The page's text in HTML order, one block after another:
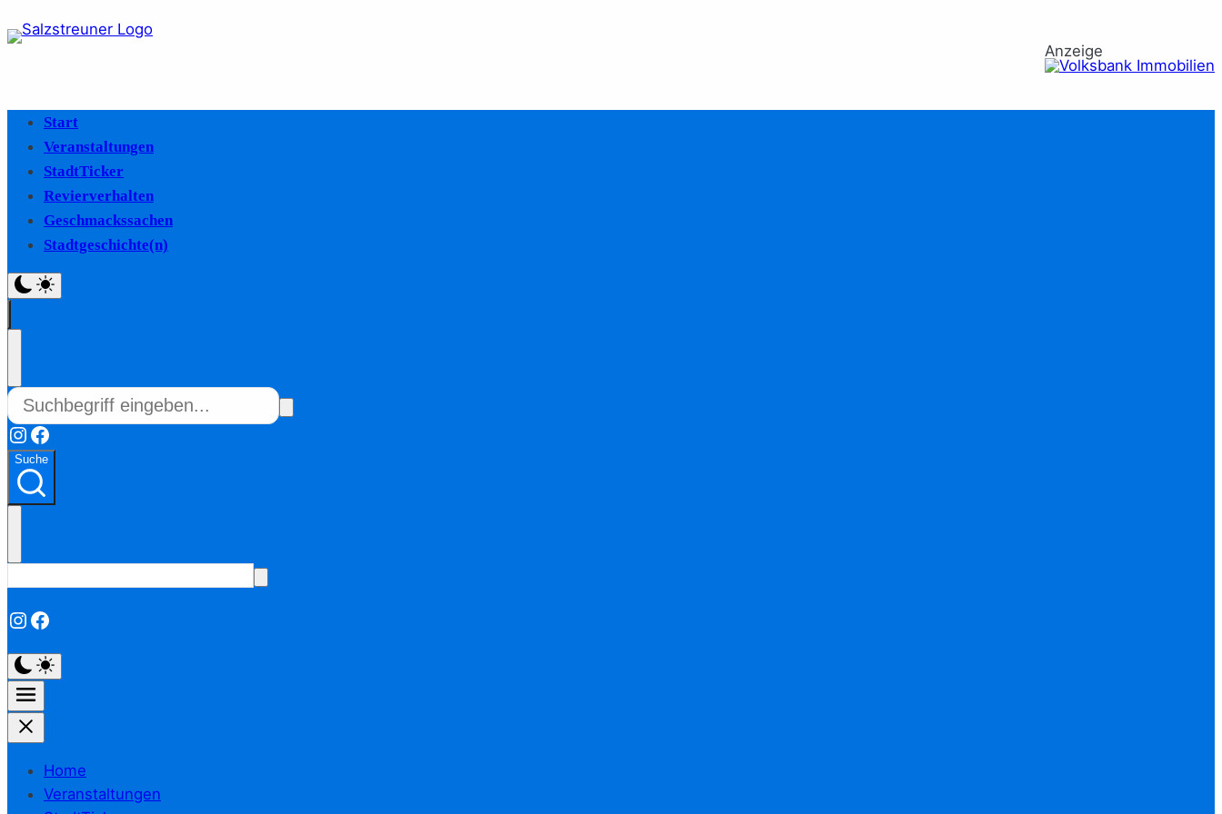
Anzeige
Start
Veranstaltungen
StadtTicker
Revierverhalten
Geschmackssachen
Stadtgeschichte(n)
Instagram
Facebook
Suche
Instagram
Facebook
Home
Veranstaltungen